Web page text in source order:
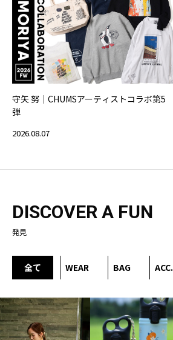
守矢 努｜CHUMSアーティストコラボ第5
弾
2026.08.07
DISCOVER A FUN
発見
全て WEAR BAG ACC.